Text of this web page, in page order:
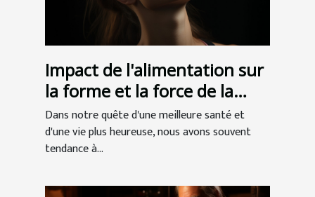
Impact de l'alimentation sur
la forme et la force de la
mâchoire
Dans notre quête d'une meilleure santé et
d'une vie plus heureuse, nous avons souvent
tendance à...